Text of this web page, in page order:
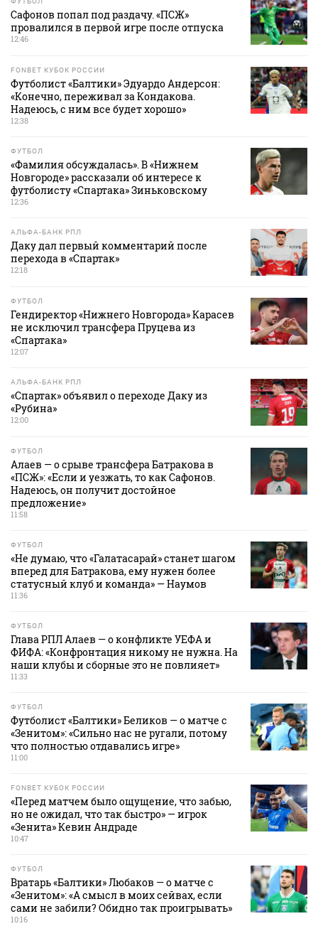
Сафонов попал под раздачу. «ПСЖ»
провалился в первой игре после отпуска
12:46
FONBET КУБОК РОССИИ
Футболист «Балтики» Эдуардо Андерсон:
«Конечно, переживал за Кондакова.
Надеюсь, с ним все будет хорошо»
12:38
ФУТБОЛ
«Фамилия обсуждалась». В «Нижнем
Новгороде» рассказали об интересе к
футболисту «Спартака» Зиньковскому
12:36
АЛЬФА-БАНК РПЛ
Даку дал первый комментарий после
перехода в «Спартак»
12:18
ФУТБОЛ
Гендиректор «Нижнего Новгорода» Карасев
не исключил трансфера Пруцева из
«Спартака»
12:07
АЛЬФА-БАНК РПЛ
«Спартак» объявил о переходе Даку из
«Рубина»
12:00
ФУТБОЛ
Алаев — о срыве трансфера Батракова в
«ПСЖ»: «Если и уезжать, то как Сафонов.
Надеюсь, он получит достойное
предложение»
11:58
ФУТБОЛ
«Не думаю, что «Галатасарай» станет шагом
вперед для Батракова, ему нужен более
статусный клуб и команда» — Наумов
11:36
ФУТБОЛ
Глава РПЛ Алаев — о конфликте УЕФА и
ФИФА: «Конфронтация никому не нужна. На
наши клубы и сборные это не повлияет»
11:33
ФУТБОЛ
Футболист «Балтики» Беликов — о матче с
«Зенитом»: «Сильно нас не ругали, потому
что полностью отдавались игре»
11:00
FONBET КУБОК РОССИИ
«Перед матчем было ощущение, что забью,
но не ожидал, что так быстро» — игрок
«Зенита» Кевин Андраде
10:47
ФУТБОЛ
Вратарь «Балтики» Любаков — о матче с
«Зенитом»: «А смысл в моих сейвах, если
сами не забили? Обидно так проигрывать»
10:16